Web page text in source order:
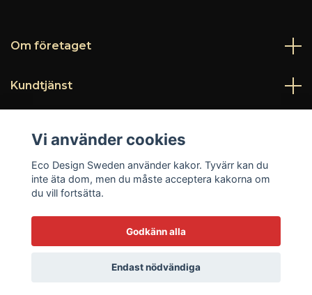
Om företaget
Kundtjänst
Sociala medier
© 2026 Eco Design Sweden
Vi använder cookies
Eco Design Sweden använder kakor. Tyvärr kan du
inte äta dom, men du måste acceptera kakorna om
du vill fortsätta.
Godkänn alla
Endast nödvändiga